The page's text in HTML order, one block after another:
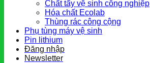
Chất tẩy vệ sinh công nghiệp
Hóa chất Ecolab
Thùng rác công cộng
Phụ tùng máy vệ sinh
Pin lithium
Đăng nhập
Newsletter